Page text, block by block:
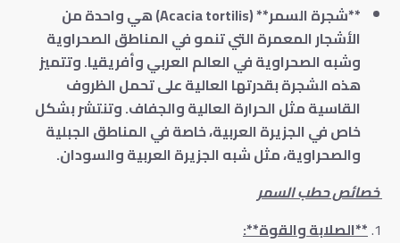
**شجرة السمر** (Acacia tortilis) هي واحدة من
الأشجار المعمرة التي تنمو في المناطق الصحراوية
وشبه الصحراوية في العالم العربي وأفريقيا. وتتميز
هذه الشجرة بقدرتها العالية على تحمل الظروف
القاسية مثل الحرارة العالية والجفاف. وتنتشر بشكل
خاص في الجزيرة العربية، خاصة في المناطق الجبلية
والصحراوية، مثل شبه الجزيرة العربية والسودان.
خصائص حطب السمر
**الصلابة والقوة**: